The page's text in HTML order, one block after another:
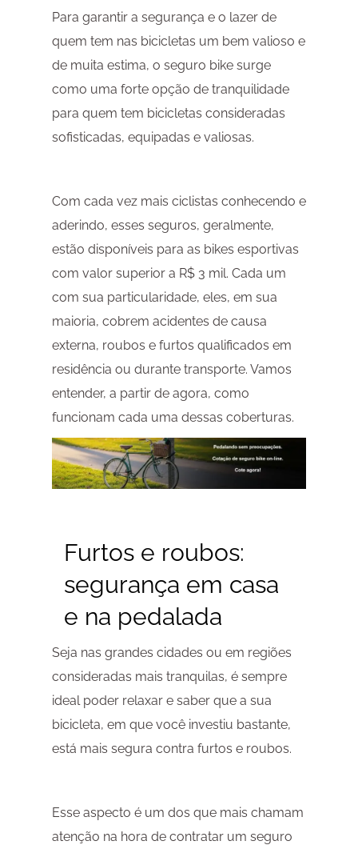
Para garantir a segurança e o lazer de
quem tem nas bicicletas um bem valioso e
de muita estima, o seguro bike surge
como uma forte opção de tranquilidade
para quem tem bicicletas consideradas
sofisticadas, equipadas e valiosas.
Com cada vez mais ciclistas conhecendo e
aderindo, esses seguros, geralmente,
estão disponíveis para as bikes esportivas
com valor superior a R$ 3 mil. Cada um
com sua particularidade, eles, em sua
maioria, cobrem acidentes de causa
externa, roubos e furtos qualificados em
residência ou durante transporte. Vamos
entender, a partir de agora, como
funcionam cada uma dessas coberturas.
Furtos e roubos:
segurança em casa
e na pedalada
Seja nas grandes cidades ou em regiões
consideradas mais tranquilas, é sempre
ideal poder relaxar e saber que a sua
bicicleta, em que você investiu bastante,
está mais segura contra furtos e roubos.
Esse aspecto é um dos que mais chamam
atenção na hora de contratar um seguro